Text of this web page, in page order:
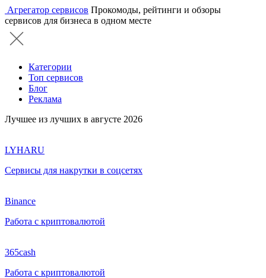
Агрегатор сервисов Прокомоды, рейтинги и обзоры
сервисов для бизнеса в одном месте
Категории
Топ сервисов
Блог
Реклама
Лучшее из лучших в августе 2026
LYHARU
Сервисы для накрутки в соцсетях
Binance
Работа с криптовалютой
365cash
Работа с криптовалютой